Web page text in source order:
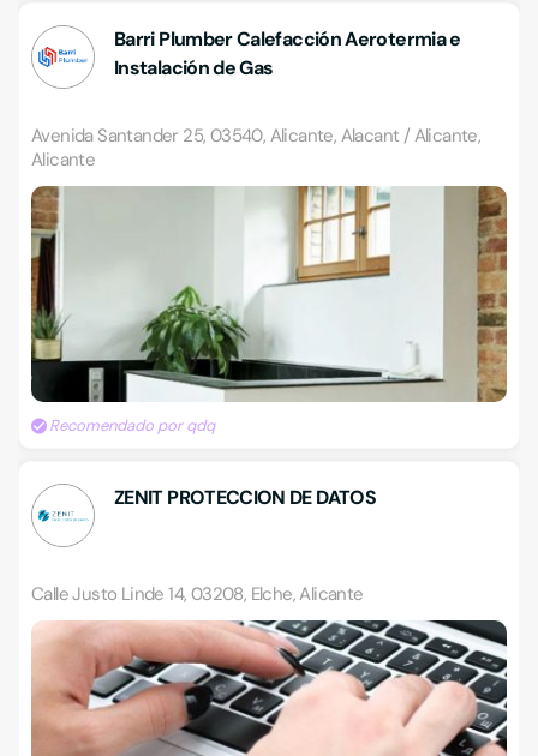
Barri Plumber Calefacción Aerotermia e
Instalación de Gas
Avenida Santander 25, 03540, Alicante, Alacant / Alicante,
Alicante
Recomendado por qdq
ZENIT PROTECCION DE DATOS
Calle Justo Linde 14, 03208, Elche, Alicante